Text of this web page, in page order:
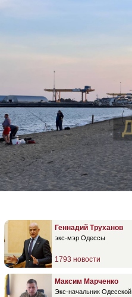
Геннадий Труханов
экс-мэр Одессы
1793 новости
Максим Марченко
Экс-начальник Одесской